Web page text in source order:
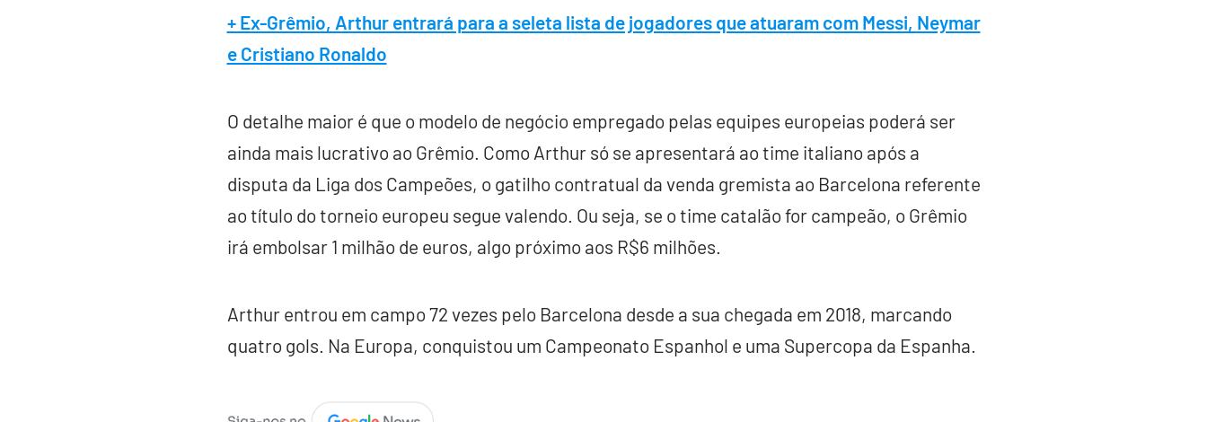
+ Ex-Grêmio, Arthur entrará para a seleta lista de jogadores que atuaram com Messi, Neymar
e Cristiano Ronaldo
O detalhe maior é que o modelo de negócio empregado pelas equipes europeias poderá ser
ainda mais lucrativo ao Grêmio. Como Arthur só se apresentará ao time italiano após a
disputa da Liga dos Campeões, o gatilho contratual da venda gremista ao Barcelona referente
ao título do torneio europeu segue valendo. Ou seja, se o time catalão for campeão, o Grêmio
irá embolsar 1 milhão de euros, algo próximo aos R$6 milhões.
Arthur entrou em campo 72 vezes pelo Barcelona desde a sua chegada em 2018, marcando
quatro gols. Na Europa, conquistou um Campeonato Espanhol e uma Supercopa da Espanha.